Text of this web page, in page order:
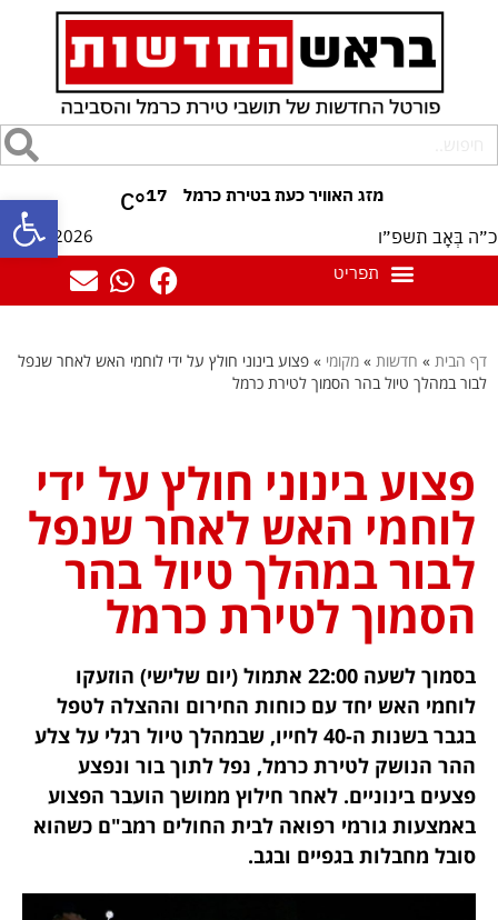
פתח 17
°C
כ״ה בְּאָב תשפ״ו 08/08/2026
דף הבית » חדשות » מקומי » פצוע בינוני חולץ על ידי לוחמי האש לאחר שנפל
לבור במהלך טיול בהר הסמוך לטירת כרמל
פצוע בינוני חולץ על ידי
לוחמי האש לאחר שנפל
לבור במהלך טיול בהר
הסמוך לטירת כרמל
בסמוך לשעה 22:00 אתמול (יום שלישי) הוזעקו
לוחמי האש יחד עם כוחות החירום וההצלה לטפל
בגבר בשנות ה-40 לחייו, שבמהלך טיול רגלי על צלע
ההר הנושק לטירת כרמל, נפל לתוך בור ונפצע
פצעים בינוניים. לאחר חילוץ ממושך הועבר הפצוע
באמצעות גורמי רפואה לבית החולים רמב"ם כשהוא
סובל מחבלות בגפיים ובגב.